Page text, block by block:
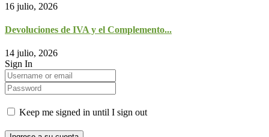
16 julio, 2026
Devoluciones de IVA y el Complemento...
14 julio, 2026
Sign In
Keep me signed in until I sign out